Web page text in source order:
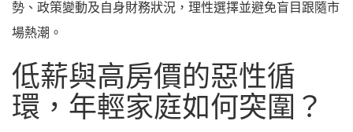
勢、政策變動及自身財務狀況，理性選擇並避免盲目跟隨市
場熱潮。
低薪與高房價的惡性循
環，年輕家庭如何突圍？